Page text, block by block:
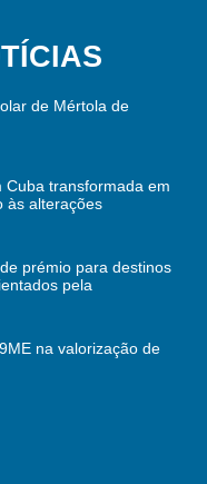
de Mértola de
Cuba transformada em
às alterações
prémio para destinos
pela
na valorização de